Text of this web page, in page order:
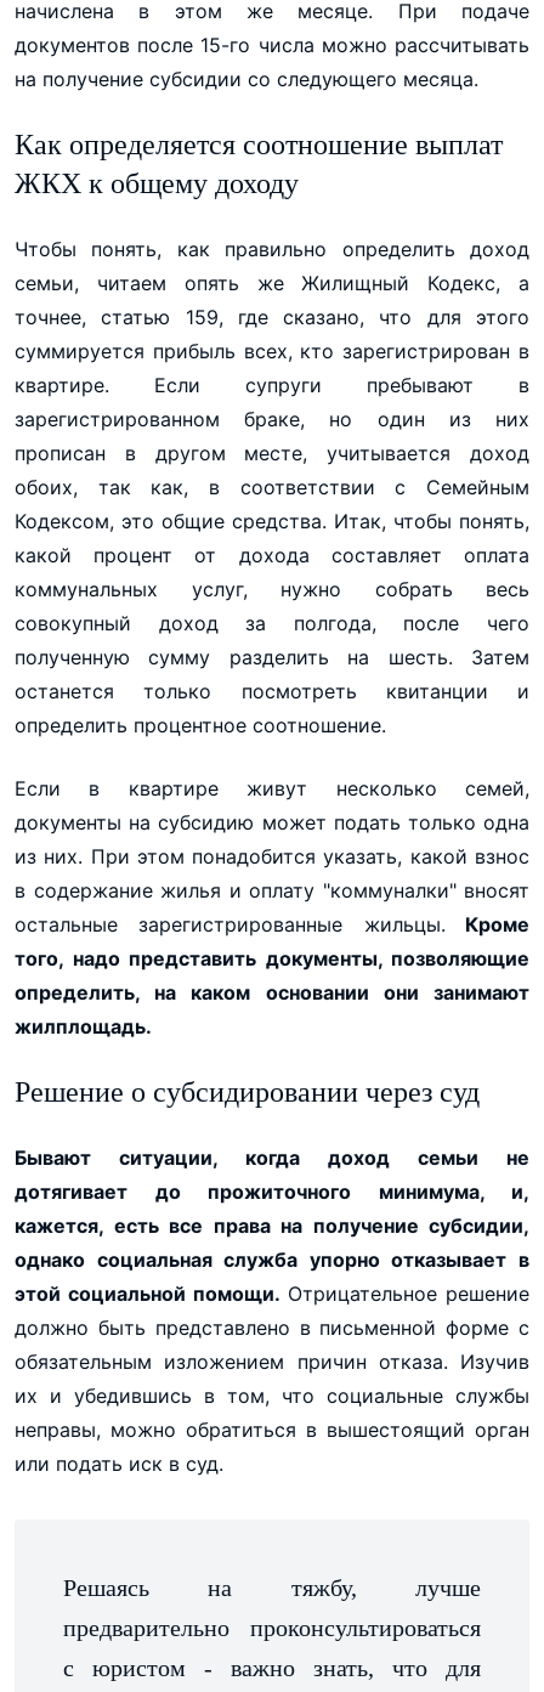
начислена в этом же месяце. При подаче
документов после 15-го числа можно рассчитывать
на получение субсидии со следующего месяца.
Как определяется соотношение выплат
ЖКХ к общему доходу
Чтобы понять, как правильно определить доход
семьи, читаем опять же Жилищный Кодекс, а
точнее, статью 159, где сказано, что для этого
суммируется прибыль всех, кто зарегистрирован в
квартире. Если супруги пребывают в
зарегистрированном браке, но один из них
прописан в другом месте, учитывается доход
обоих, так как, в соответствии с Семейным
Кодексом, это общие средства. Итак, чтобы понять,
какой процент от дохода составляет оплата
коммунальных услуг, нужно собрать весь
совокупный доход за полгода, после чего
полученную сумму разделить на шесть. Затем
останется только посмотреть квитанции и
определить процентное соотношение.
Если в квартире живут несколько семей,
документы на субсидию может подать только одна
из них. При этом понадобится указать, какой взнос
в содержание жилья и оплату "коммуналки" вносят
остальные зарегистрированные жильцы. Кроме
того, надо представить документы, позволяющие
определить, на каком основании они занимают
жилплощадь.
Решение о субсидировании через суд
Бывают ситуации, когда доход семьи не
дотягивает до прожиточного минимума, и,
кажется, есть все права на получение субсидии,
однако социальная служба упорно отказывает в
этой социальной помощи. Отрицательное решение
должно быть представлено в письменной форме с
обязательным изложением причин отказа. Изучив
их и убедившись в том, что социальные службы
неправы, можно обратиться в вышестоящий орган
или подать иск в суд.
Решаясь на тяжбу, лучше
предварительно проконсультироваться
с юристом - важно знать, что для